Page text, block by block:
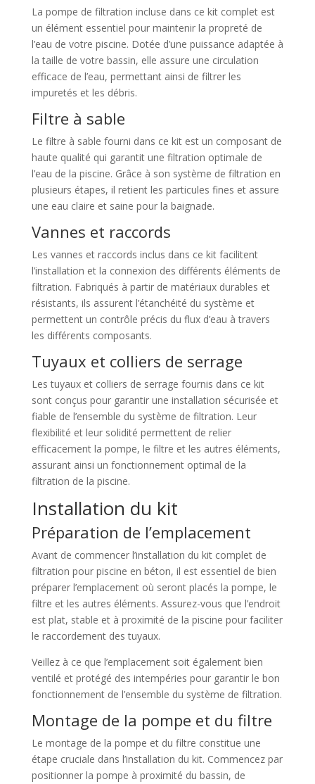
La pompe de filtration incluse dans ce kit complet est
un élément essentiel pour maintenir la propreté de
l’eau de votre piscine. Dotée d’une puissance adaptée à
la taille de votre bassin, elle assure une circulation
efficace de l’eau, permettant ainsi de filtrer les
impuretés et les débris.
Filtre à sable
Le filtre à sable fourni dans ce kit est un composant de
haute qualité qui garantit une filtration optimale de
l’eau de la piscine. Grâce à son système de filtration en
plusieurs étapes, il retient les particules fines et assure
une eau claire et saine pour la baignade.
Vannes et raccords
Les vannes et raccords inclus dans ce kit facilitent
l’installation et la connexion des différents éléments de
filtration. Fabriqués à partir de matériaux durables et
résistants, ils assurent l’étanchéité du système et
permettent un contrôle précis du flux d’eau à travers
les différents composants.
Tuyaux et colliers de serrage
Les tuyaux et colliers de serrage fournis dans ce kit
sont conçus pour garantir une installation sécurisée et
fiable de l’ensemble du système de filtration. Leur
flexibilité et leur solidité permettent de relier
efficacement la pompe, le filtre et les autres éléments,
assurant ainsi un fonctionnement optimal de la
filtration de la piscine.
Installation du kit
Préparation de l’emplacement
Avant de commencer l’installation du kit complet de
filtration pour piscine en béton, il est essentiel de bien
préparer l’emplacement où seront placés la pompe, le
filtre et les autres éléments. Assurez-vous que l’endroit
est plat, stable et à proximité de la piscine pour faciliter
le raccordement des tuyaux.
Veillez à ce que l’emplacement soit également bien
ventilé et protégé des intempéries pour garantir le bon
fonctionnement de l’ensemble du système de filtration.
Montage de la pompe et du filtre
Le montage de la pompe et du filtre constitue une
étape cruciale dans l’installation du kit. Commencez par
positionner la pompe à proximité du bassin, de